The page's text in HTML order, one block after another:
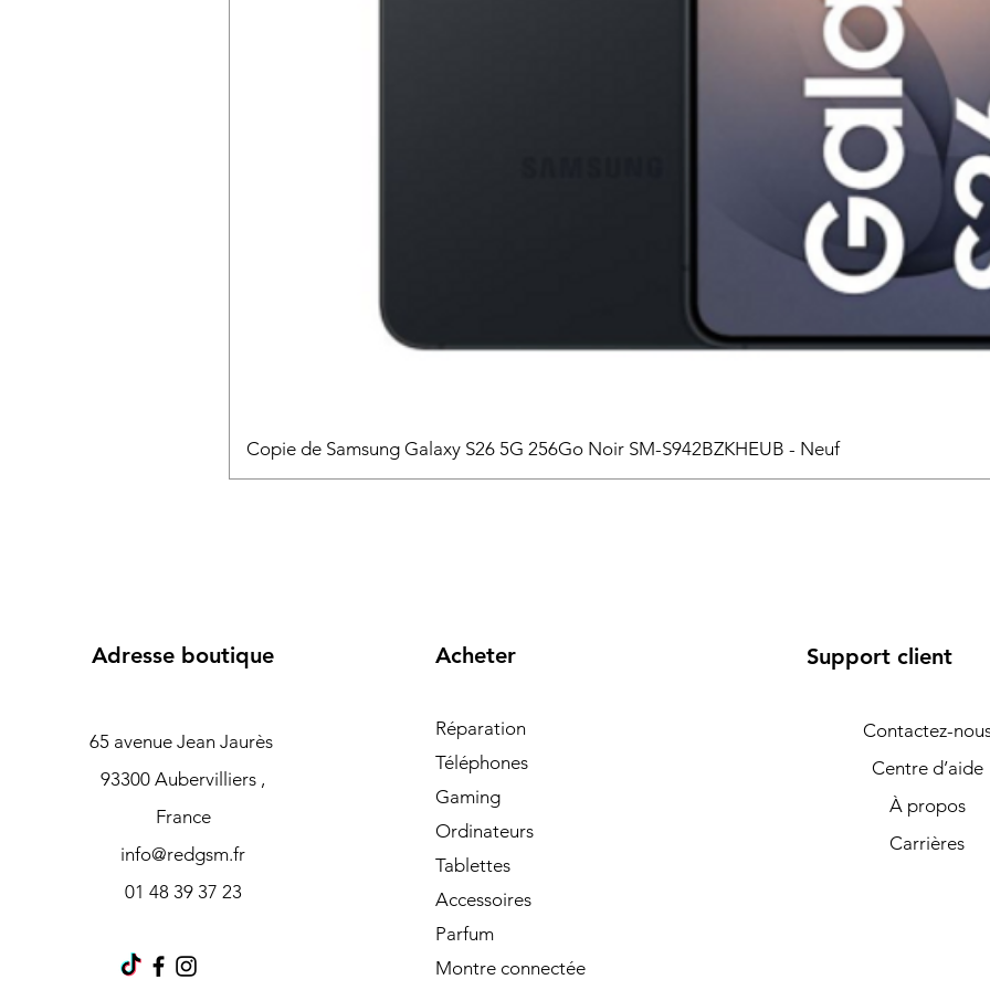
Copie de Samsung Galaxy S26 5G 256Go Noir SM-S942BZKHEUB - Neuf
Adresse boutique
65 avenue Jean Jaurès
93300 Aubervilliers ,
France
info@redgsm.fr
01 48 39 37 23
Acheter
Réparation
Téléphones
Gaming
Ordinateurs
Tablettes
Accessoires
Parfum
Montre connectée
Support client
Contactez-
Centre d’aide
À propos
Carrières